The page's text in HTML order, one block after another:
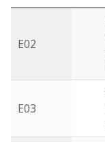
E02
E03